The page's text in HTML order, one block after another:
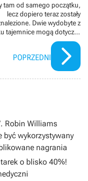
tam od samego początku,
lecz dopiero teraz zostały
Dwie wydobyte z
tajemnice mogą dotyczyć
nowego God of War
POPRZEDNI
Robin Williams
być wykorzystywany
nagrania
o blisko 40%!